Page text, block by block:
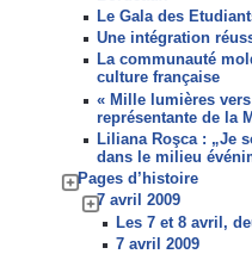
Le Gala des
Une intégration
La communauté
culture française
« Mille lumières
représentante de la
Liliana Roşca : „Je
dans le milieu
Pages d’histoire
7 avril 2009
Les 7 et 8 avril,
7 avril 2009